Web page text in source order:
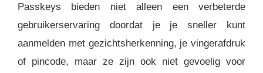
Passkeys bieden niet alleen een verbeterde
gebruikerservaring doordat je je sneller kunt
aanmelden met gezichtsherkenning, je vingerafdruk
of pincode, maar ze zijn ook niet gevoelig voor